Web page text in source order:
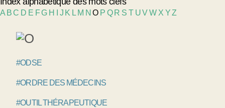
A BC D E FG H J K L M NO P Q R S T UVW X YZ
#ODSE
#ORDRE DES MÉDECINS
#OUTIL THÉRAPEUTIQUE